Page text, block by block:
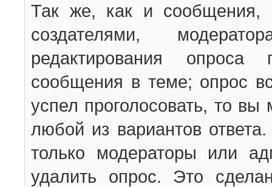
Так же, как и сообщения,
создателями,
редактирования опроса
сообщения в теме; опрос
успел проголосовать, то вы
любой из вариантов
только модераторы или
удалить опрос. Это